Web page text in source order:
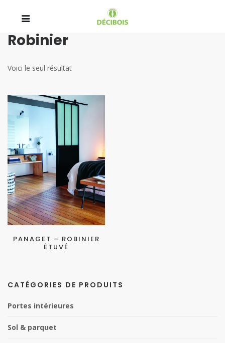
Robinier
Voici le seul résultat
PANAGET – ROBINIER
ÉTUVÉ
CATÉGORIES DE PRODUITS
Portes intérieures
Sol & parquet